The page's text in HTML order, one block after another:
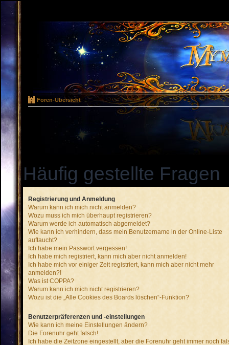
Foren-Übersicht
Häufig gestellte Fragen
Registrierung und Anmeldung
Warum kann ich mich nicht anmelden?
Wozu muss ich mich überhaupt registrieren?
Warum werde ich automatisch abgemeldet?
Wie kann ich verhindern, dass mein Benutzername in der Online-Liste
auftaucht?
Ich habe mein Passwort vergessen!
Ich habe mich registriert, kann mich aber nicht anmelden!
Ich habe mich vor einiger Zeit registriert, kann mich aber nicht mehr
anmelden?!
Was ist COPPA?
Warum kann ich mich nicht registrieren?
Wozu ist die „Alle Cookies des Boards löschen“-Funktion?
Benutzerpräferenzen und -einstellungen
Wie kann ich meine Einstellungen ändern?
Die Forenuhr geht falsch!
Ich habe die Zeitzone eingestellt, aber die Forenuhr geht immer noch